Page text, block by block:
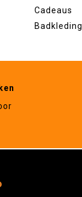
Cadeaus
Badkleding